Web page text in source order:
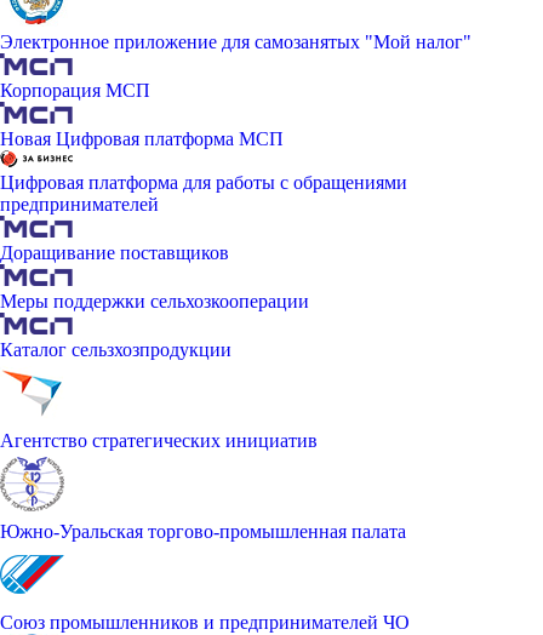
Электронное приложение для самозанятых "Мой налог"
Корпорация МСП
Новая Цифровая платформа МСП
Цифровая платформа для работы с обращениями
предпринимателей
Доращивание поставщиков
Меры поддержки сельхозкооперации
Каталог сельзхозпродукции
Агентство стратегических инициатив
Южно-Уральская торгово-промышленная палата
Союз промышленников и предпринимателей ЧО